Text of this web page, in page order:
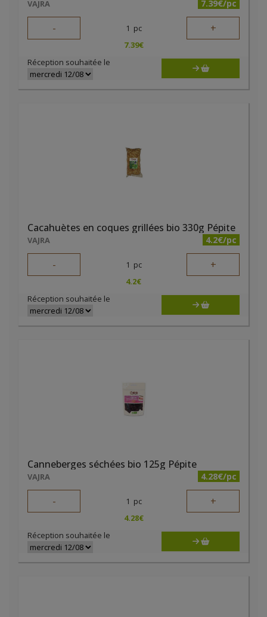
VAJRA 7.39€/pc
- 1 pc +
7.39€
Réception souhaitée le
Cacahuètes en coques grillées bio 330g Pépite
VAJRA 4.2€/pc
- 1 pc +
4.2€
Réception souhaitée le
Canneberges séchées bio 125g Pépite
VAJRA 4.28€/pc
- 1 pc +
4.28€
Réception souhaitée le